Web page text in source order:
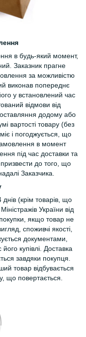
в будь-який момент,
Заказник прагне
за можливістю
виконав попереднє
у встановлений час
відмови від
додому або
вартості товару (без
і погоджується, що
в момент
під час доставки та
до того, що
Заказчика.
(крім товарів, що
України від
якщо товар не
споживчі якості,
документами,
купівлі. Доставка
завдяки покупця.
товар відбувається
що повертається.